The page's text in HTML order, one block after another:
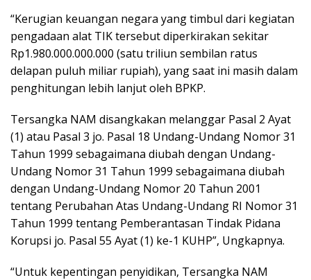
“Kerugian keuangan negara yang timbul dari kegiatan
pengadaan alat TIK tersebut diperkirakan sekitar
Rp1.980.000.000.000 (satu triliun sembilan ratus
delapan puluh miliar rupiah), yang saat ini masih dalam
penghitungan lebih lanjut oleh BPKP.
Tersangka NAM disangkakan melanggar Pasal 2 Ayat
(1) atau Pasal 3 jo. Pasal 18 Undang-Undang Nomor 31
Tahun 1999 sebagaimana diubah dengan Undang-
Undang Nomor 31 Tahun 1999 sebagaimana diubah
dengan Undang-Undang Nomor 20 Tahun 2001
tentang Perubahan Atas Undang-Undang RI Nomor 31
Tahun 1999 tentang Pemberantasan Tindak Pidana
Korupsi jo. Pasal 55 Ayat (1) ke-1 KUHP”, Ungkapnya.
“Untuk kepentingan penyidikan, Tersangka NAM